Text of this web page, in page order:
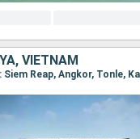
VIETNAM